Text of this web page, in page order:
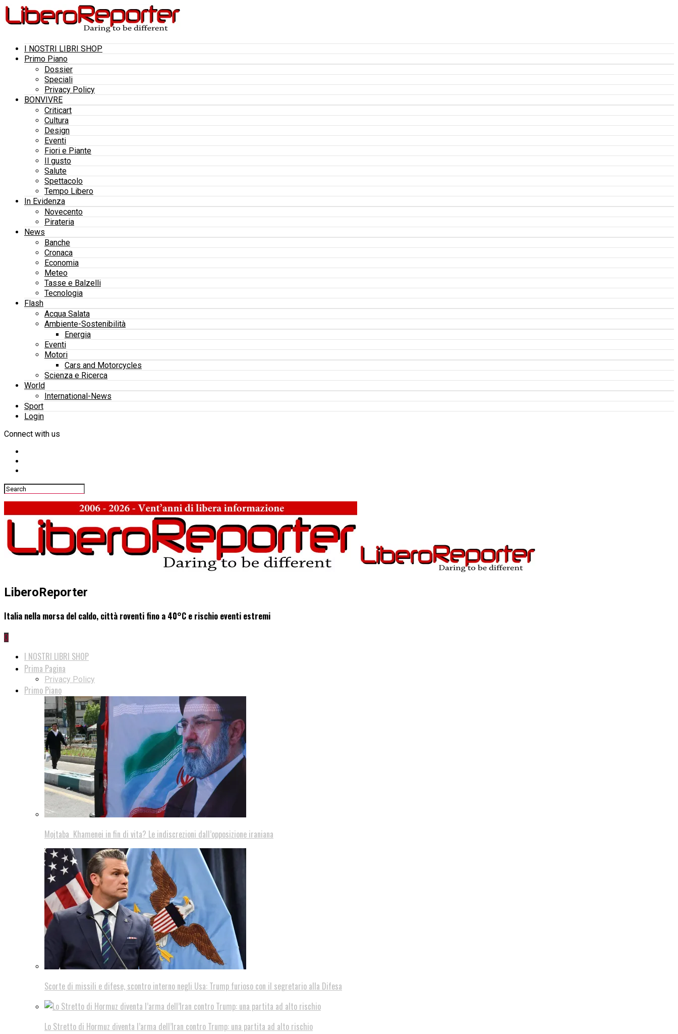
I NOSTRI LIBRI SHOP
Primo Piano
Dossier
Speciali
Privacy Policy
BONVIVRE
Criticart
Cultura
Design
Eventi
Fiori e Piante
Il gusto
Salute
Spettacolo
Tempo Libero
In Evidenza
Novecento
Pirateria
News
Banche
Cronaca
Economia
Meteo
Tasse e Balzelli
Tecnologia
Flash
Acqua Salata
Ambiente-Sostenibilità
Energia
Eventi
Motori
Cars and Motorcycles
Scienza e Ricerca
World
International-News
Sport
Login
Connect with us
LiberoReporter
Italia nella morsa del caldo, città roventi fino a 40°C e rischio eventi estremi
0
I NOSTRI LIBRI SHOP
Prima Pagina
Privacy Policy
Primo Piano
Mojtaba Khamenei in fin di vita? Le indiscrezioni dall’opposizione iraniana
Scorte di missili e difese, scontro interno negli Usa: Trump furioso con il segretario alla Difesa
Lo Stretto di Hormuz diventa l’arma dell’Iran contro Trump: una partita ad alto rischio